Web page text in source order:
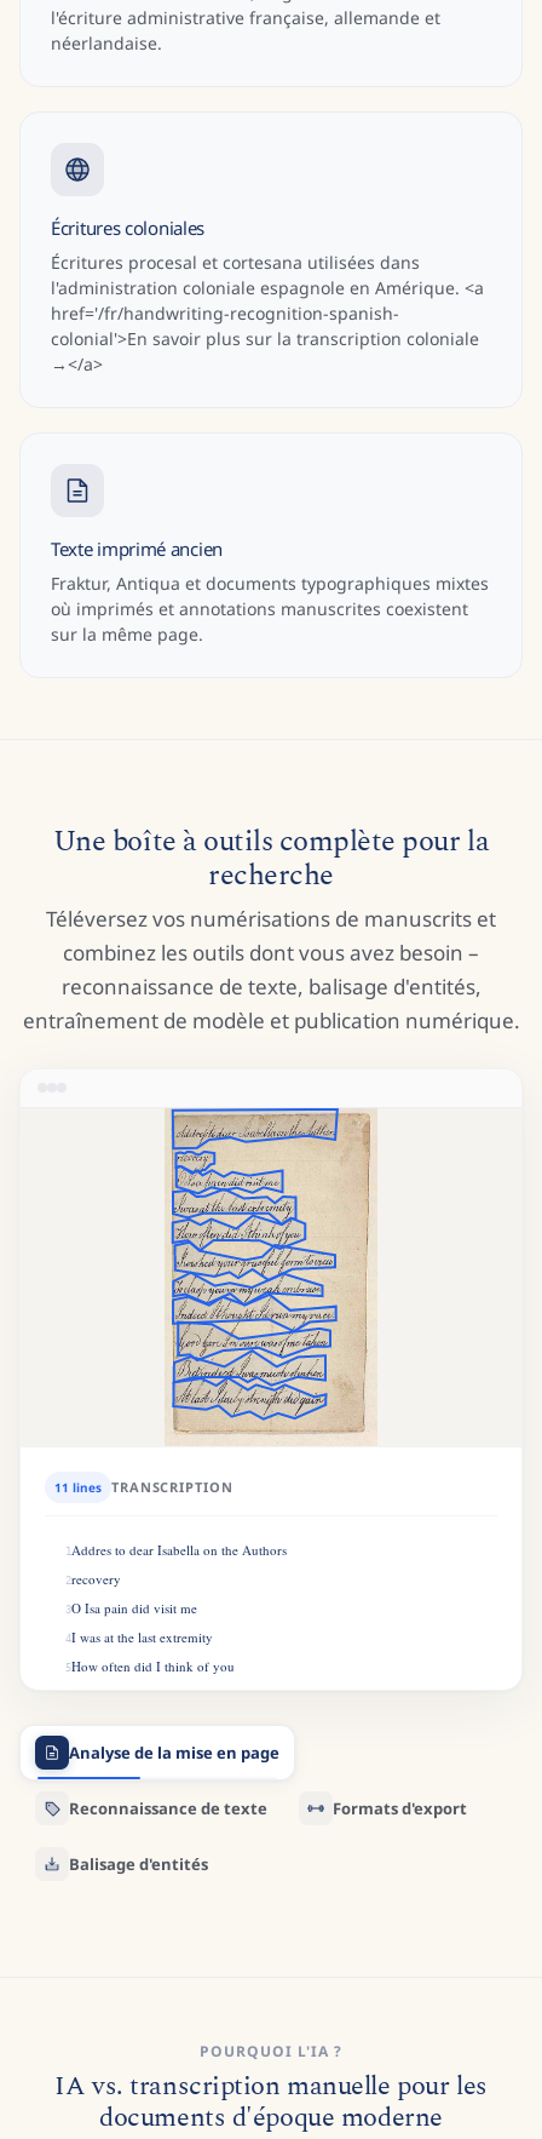
l'écriture administrative française, allemande et
néerlandaise.
Écritures coloniales
Écritures procesal et cortesana utilisées dans
l'administration coloniale espagnole en Amérique. <a
href='/fr/handwriting-recognition-spanish-
colonial'>En savoir plus sur la transcription coloniale
→</a>
Texte imprimé ancien
Fraktur, Antiqua et documents typographiques mixtes
où imprimés et annotations manuscrites coexistent
sur la même page.
Une boîte à outils complète pour la
recherche
Téléversez vos numérisations de manuscrits et
combinez les outils dont vous avez besoin –
reconnaissance de texte, balisage d'entités,
entraînement de modèle et publication numérique.
11 lines TRANSCRIPTION
1 Addres to dear Isabella on the Authors
2recovery
3O Isa pain did visit me
4I was at the last extremity
5How often did I think of you
I wished your graceful form to view
8Indeed I thought Id run my race
Good Care Im sure was of me taken
10But indeed I was much shaken
Analyse de la mise en page
Reconnaissance de texte Formats d'export
Balisage d'entités
POURQUOI L'IA ?
IA vs. transcription manuelle pour les
documents d'époque moderne